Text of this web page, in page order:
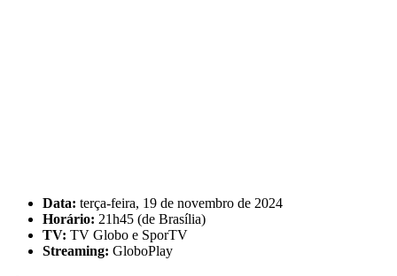
Data: terça-feira, 19 de novembro de 2024
Horário: 21h45 (de Brasília)
TV: TV Globo e SporTV
Streaming: GloboPlay